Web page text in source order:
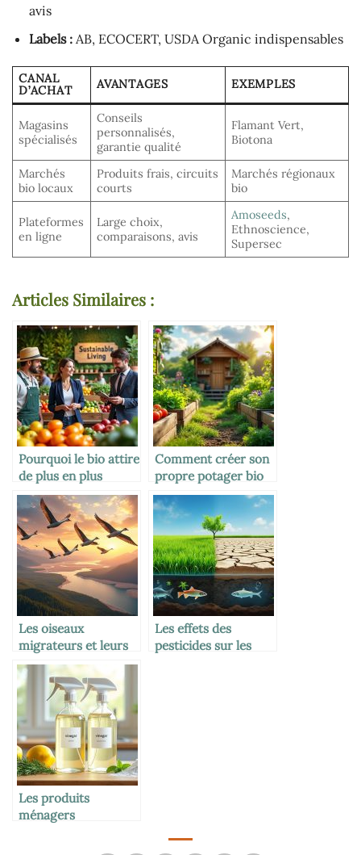
avis
Labels :AB, ECOCERT, USDA Organic indispensables
CANAL
D’ACHAT
AVANTAGES EXEMPLES
Magasins
spécialisés
Conseils
personnalisés,
garantie qualité
Flamant Vert,
Biotona
Marchés
bio locaux
Produits frais, circuits
courts
Marchés régionaux
bio
Plateformes
en ligne
Large choix,
comparaisons, avis
Amoseeds,
Ethnoscience,
Supersec
Articles Similaires :
Pourquoi le bio attire
de plus en plus
d’entreprises
Comment créer son
propre potager bio
Les oiseaux
migrateurs et leurs
trajets fascinants
Les effets des
pesticides sur les
Les produits
ménagers